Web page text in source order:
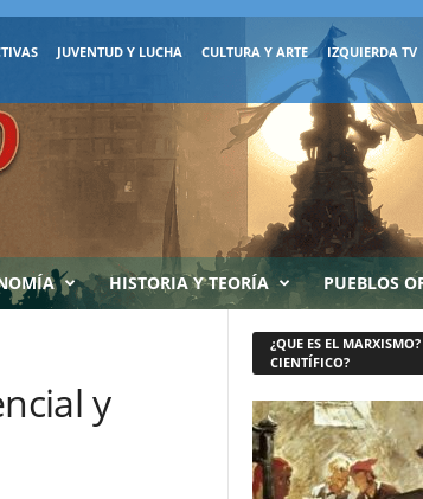
JUVENTUD Y LUCHA CULTURA Y ARTE IZQUIERDA TV
HISTORIA Y TEORÍA PUEBLOS
y
¿QUE ES EL
CIENTÍFICO?